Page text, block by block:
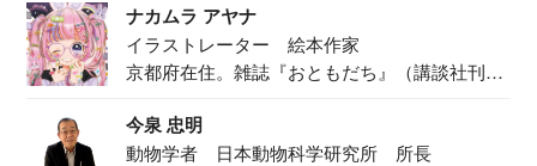
ナカムラ アヤナ
イラストレーター 絵本作家
京都府在住。雑誌『おともだち』（講談社刊）
今泉 忠明
動物学者 日本動物科学研究所 所長